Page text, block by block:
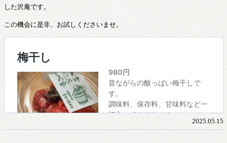
した沢庵です。
この機会に是非、お試しくださいませ。
2025.05.15